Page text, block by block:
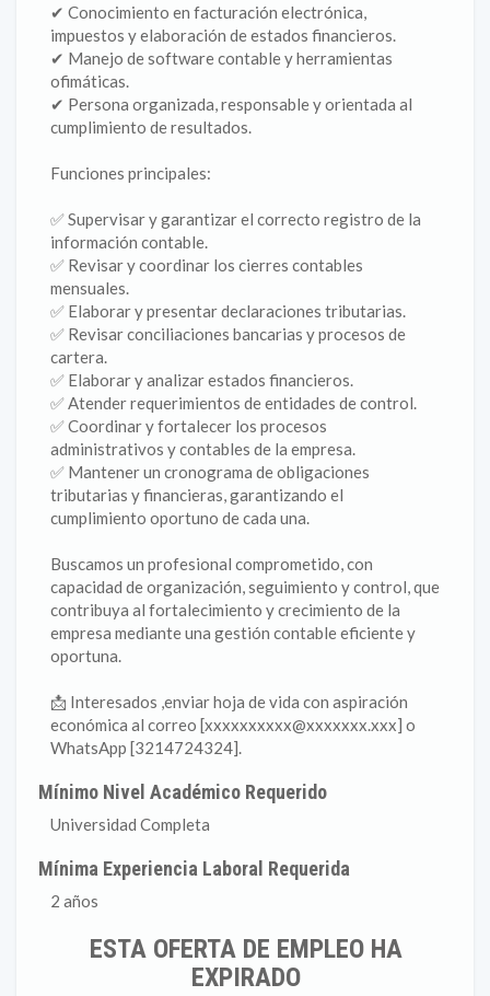
✔ Conocimiento en facturación electrónica,
impuestos y elaboración de estados financieros.
✔ Manejo de software contable y herramientas
ofimáticas.
✔ Persona organizada, responsable y orientada al
cumplimiento de resultados.
Funciones principales:
✅ Supervisar y garantizar el correcto registro de la
información contable.
✅ Revisar y coordinar los cierres contables
mensuales.
✅ Elaborar y presentar declaraciones tributarias.
✅ Revisar conciliaciones bancarias y procesos de
cartera.
✅ Elaborar y analizar estados financieros.
✅ Atender requerimientos de entidades de control.
✅ Coordinar y fortalecer los procesos
administrativos y contables de la empresa.
✅ Mantener un cronograma de obligaciones
tributarias y financieras, garantizando el
cumplimiento oportuno de cada una.
Buscamos un profesional comprometido, con
capacidad de organización, seguimiento y control, que
contribuya al fortalecimiento y crecimiento de la
empresa mediante una gestión contable eficiente y
oportuna.
📩 Interesados ,enviar hoja de vida con aspiración
económica al correo [xxxxxxxxxx@xxxxxxx.xxx] o
WhatsApp [3214724324].
Mínimo Nivel Académico Requerido
Universidad Completa
Mínima Experiencia Laboral Requerida
2 años
ESTA OFERTA DE EMPLEO HA
EXPIRADO